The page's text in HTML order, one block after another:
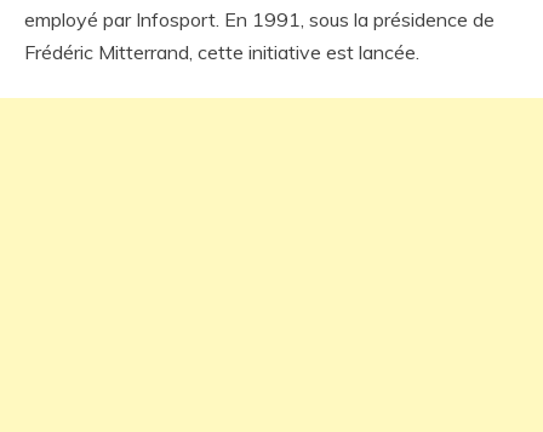
employé par Infosport. En 1991, sous la présidence de
Frédéric Mitterrand, cette initiative est lancée.